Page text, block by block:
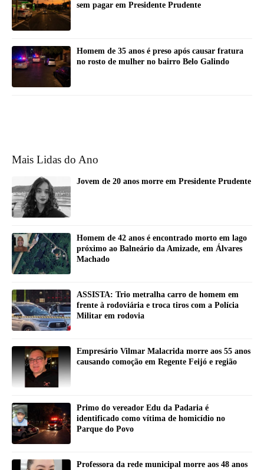
sem pagar em Presidente Prudente
Homem de 35 anos é preso após causar fratura
no rosto de mulher no bairro Belo Galindo
Mais Lidas do Ano
Jovem de 20 anos morre em Presidente Prudente
Homem de 42 anos é encontrado morto em lago
próximo ao Balneário da Amizade, em Álvares
Machado
ASSISTA: Trio metralha carro de homem em
frente à rodoviária e troca tiros com a Polícia
Militar em rodovia
Empresário Vilmar Malacrida morre aos 55 anos
causando comoção em Regente Feijó e região
Primo do vereador Edu da Padaria é
identificado como vítima de homicídio no
Parque do Povo
Professora da rede municipal morre aos 48 anos